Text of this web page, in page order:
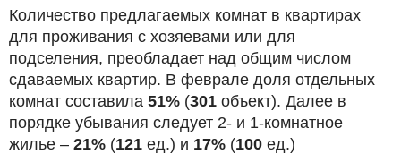
Количество предлагаемых комнат в квартирах
для проживания с хозяевами или для
подселения, преобладает над общим числом
сдаваемых квартир. В феврале доля отдельных
комнат составила 51% (301 объект). Далее в
порядке убывания следует 2- и 1-комнатное
жилье – 21% (121 ед.) и 17% (100 ед.)